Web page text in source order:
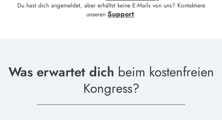
Du hast dich angemeldet, aber erhältst keine E-Mails von uns? Kontaktiere
unseren Support.
Was erwartet dich beim kostenfreien
Kongress?